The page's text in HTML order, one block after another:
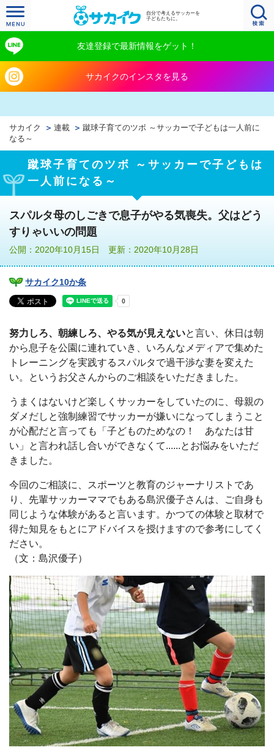
自分で考えるサッカーを
子どもたちに。
友達登録で最新情報をゲット！
サカイクのインスタを見る
サカイク 連載
蹴球子育てのツボ ～サッカーで子どもは一人前に
なる～
蹴球子育てのツボ ～サッカーで子どもは
一人前になる～
スパルタ母のしごきで息子がやる気喪失。父はどう
すりゃいいの問題
公開：2020年10月15日 更新：2020年10月28日
サカイク10か条
努力しろ、朝練しろ、やる気が見えないと言い、休日は朝
から息子を公園に連れていき、いろんなメディアで集めた
トレーニングを実践する スパルタで過干渉な妻を変えた
い。というお父さんからのご相談をいただきました。
うまくはないけど楽しくサッカーをしていたのに、母親の
ダメだしと強制練習でサッカーが嫌いになってしまうこと
が心配だと言っても「子どものためなの！ あなたは甘
い」と言われ話し合いができなくて......とお悩みをいただ
きました。
今回のご相談に、スポーツと教育のジャーナリストであ
り、先輩サッカーママでもある島沢優子さんは、ご自身も
同じような体験があると言います。かつての体験と取材で
得た知見をもとにアドバイスを授けますので参考にしてく
ださい。
（文：島沢優子）